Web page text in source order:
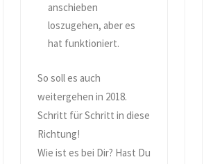
anschieben
loszugehen, aber es
hat funktioniert.
So soll es auch
weitergehen in 2018.
Schritt für Schritt in diese
Richtung!
Wie ist es bei Dir? Hast Du